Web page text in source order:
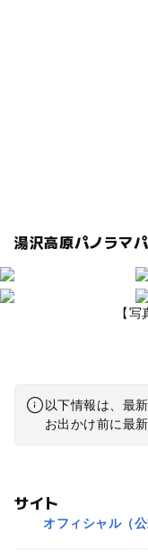
湯沢高原パノラマ
【
以下情報は、最
お出かけ前に最
サイト
オフィシャル（